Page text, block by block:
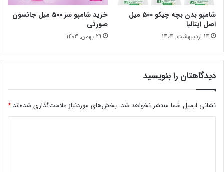
شامپو بدن بچه چیکو 500 میل
اصل ایتالیا
14 اردیبهشت, 1404
خرید شامپو سر 500 میل جانسون
صورتی
29 بهمن, 1403
دیدگاهتان را بنویسید
نشانی ایمیل شما منتشر نخواهد شد. بخش‌های موردنیاز علامت‌گذاری شده‌اند *